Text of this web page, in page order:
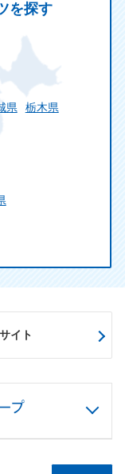
を探す
県
栃木県
イト